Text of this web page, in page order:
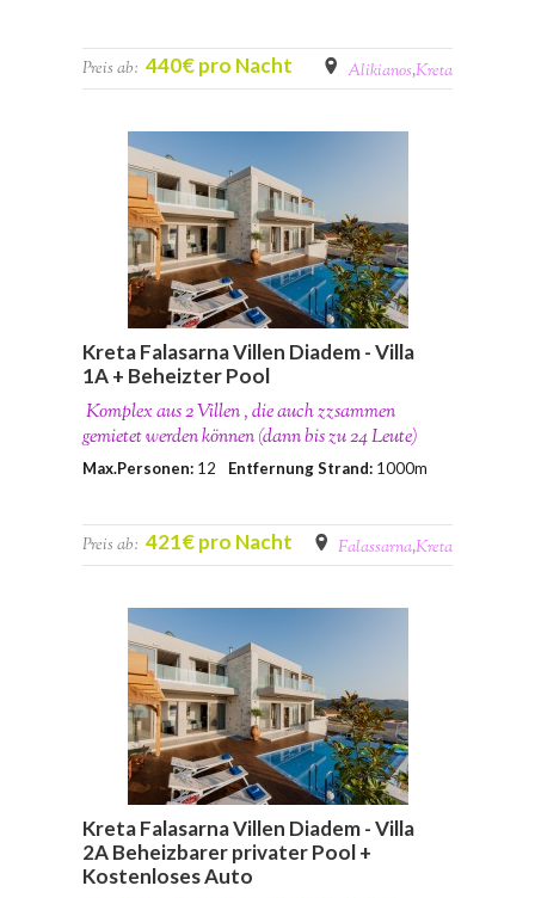
Preis ab: 440€ pro Nacht Alikianos,Kreta
Kreta Falasarna Villen Diadem - Villa
1A + Beheizter Pool
Komplex aus 2 Villen , die auch zzsammen
gemietet werden können (dann bis zu 24 Leute)
Max.Personen: 12 Entfernung Strand: 1000m
Preis ab: 421€ pro Nacht Falassarna,Kreta
Kreta Falasarna Villen Diadem - Villa
2A Beheizbarer privater Pool +
Kostenloses Auto